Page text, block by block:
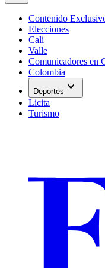
Contenido
Elecciones
Cali
Valle
Comunicadores en
Colombia
Deportes expand_more
Licita
Turismo